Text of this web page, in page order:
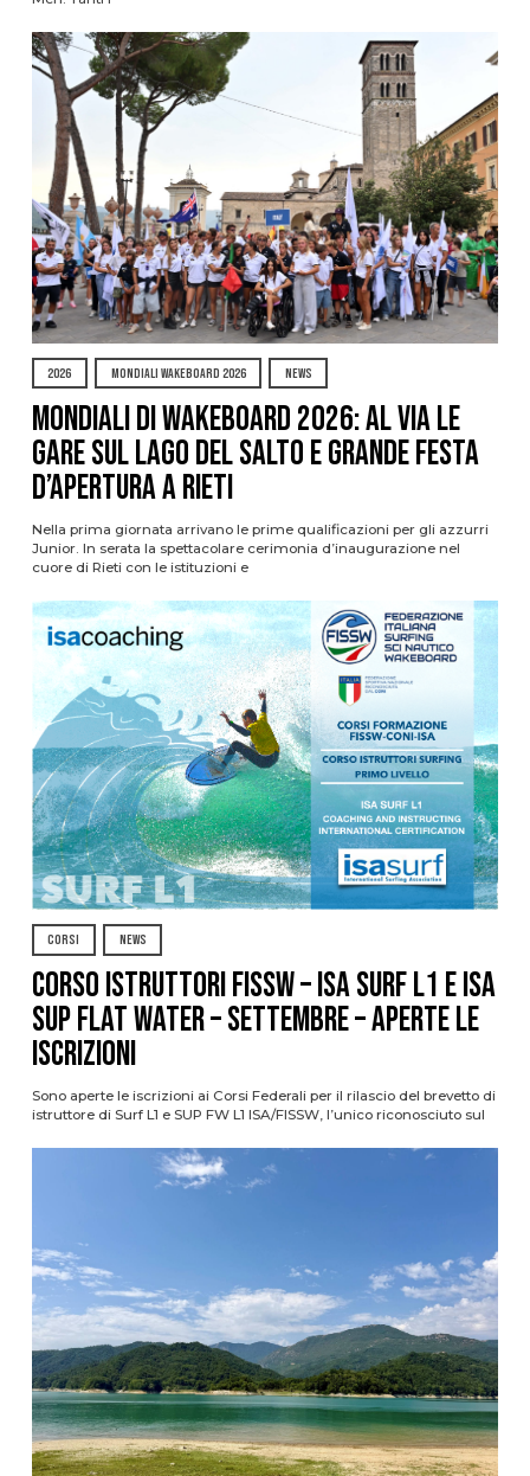
2026 MONDIALI WAKEBOARD 2026 NEWS
Mondiali di Wakeboard 2026: al via le
gare sul Lago del Salto e grande festa
d’apertura a Rieti
Nella prima giornata arrivano le prime qualificazioni per gli azzurri
Junior. In serata la spettacolare cerimonia d’inaugurazione nel
cuore di Rieti con le istituzioni e
CORSI NEWS
CORSO ISTRUTTORI FISSW – ISA SURF L1 e ISA
SUP Flat Water – SETTEMBRE – APERTE LE
ISCRIZIONI
Sono aperte le iscrizioni ai Corsi Federali per il rilascio del brevetto di
istruttore di Surf L1 e SUP FW L1 ISA/FISSW, l’unico riconosciuto sul